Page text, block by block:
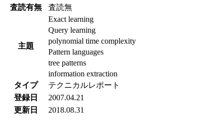
査読有無
査読無
主題
Exact learning
Query learning
polynomial time complexity
Pattern languages
tree patterns
information extraction
タイプ
テクニカルレポート
登録日
2007.04.21
更新日
2018.08.31